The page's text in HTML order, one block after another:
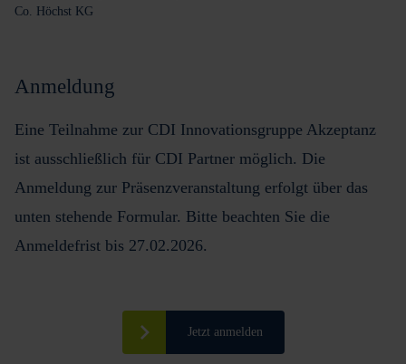
Co. Höchst KG
Anmeldung
Eine Teilnahme zur CDI Innovationsgruppe Akzeptanz
ist ausschließlich für CDI Partner möglich. Die
Anmeldung zur Präsenzveranstaltung erfolgt über das
unten stehende Formular. Bitte beachten Sie die
Anmeldefrist bis 27.02.2026.
Jetzt anmelden